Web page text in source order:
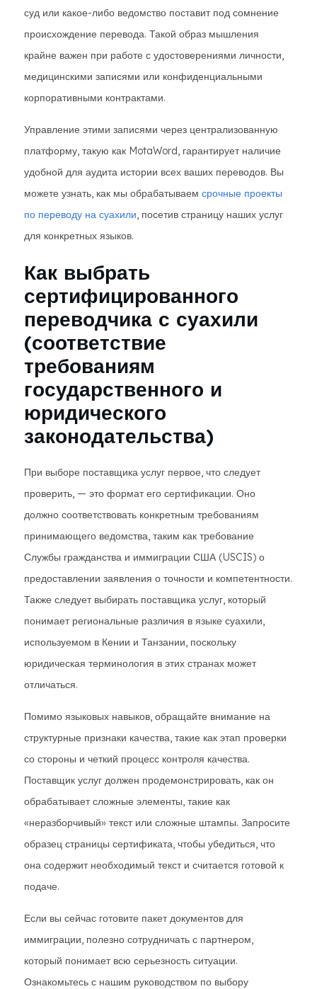
суд или какое-либо ведомство поставит под сомнение
происхождение перевода. Такой образ мышления
крайне важен при работе с удостоверениями личности,
медицинскими записями или конфиденциальными
корпоративными контрактами.
Управление этими записями через централизованную
платформу, такую ​​как MotaWord, гарантирует наличие
удобной для аудита истории всех ваших переводов. Вы
можете узнать, как мы обрабатываем срочные проекты
по переводу на суахили, посетив страницу наших услуг
для конкретных языков.
Как выбрать
сертифицированного
переводчика с суахили
(соответствие
требованиям
государственного и
юридического
законодательства)
При выборе поставщика услуг первое, что следует
проверить, — это формат его сертификации. Оно
должно соответствовать конкретным требованиям
принимающего ведомства, таким как требование
Службы гражданства и иммиграции США (USCIS) о
предоставлении заявления о точности и компетентности.
Также следует выбирать поставщика услуг, который
понимает региональные различия в языке суахили,
используемом в Кении и Танзании, поскольку
юридическая терминология в этих странах может
отличаться.
Помимо языковых навыков, обращайте внимание на
структурные признаки качества, такие как этап проверки
со стороны и четкий процесс контроля качества.
Поставщик услуг должен продемонстрировать, как он
обрабатывает сложные элементы, такие как
«неразборчивый» текст или сложные штампы. Запросите
образец страницы сертификата, чтобы убедиться, что
она содержит необходимый текст и считается готовой к
подаче.
Если вы сейчас готовите пакет документов для
иммиграции, полезно сотрудничать с партнером,
который понимает всю серьезность ситуации.
Ознакомьтесь с нашим руководством по выбору